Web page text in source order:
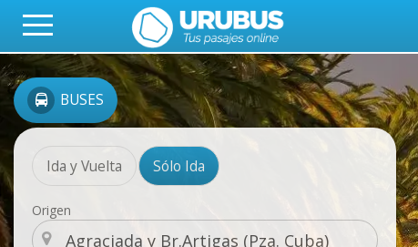
BUSES
Ida y Vuelta Sólo Ida
Origen